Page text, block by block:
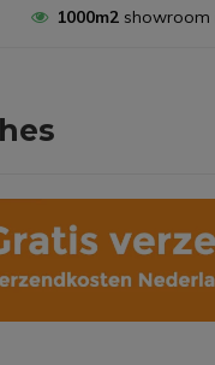
1000m2showroom